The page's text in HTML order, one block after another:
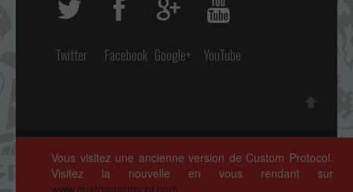
Twitter Facebook Google+ YouTube
Copyright © 2014 ~ 2026 • Custom Protocol, Tous droits réservés.
Polices de caractères par
Google Fonts. Icônes parFontello.
Vous visitez une ancienne version de Custom Protocol.
Visitez la nouvelle en vous rendant sur
www.customprotocol.com